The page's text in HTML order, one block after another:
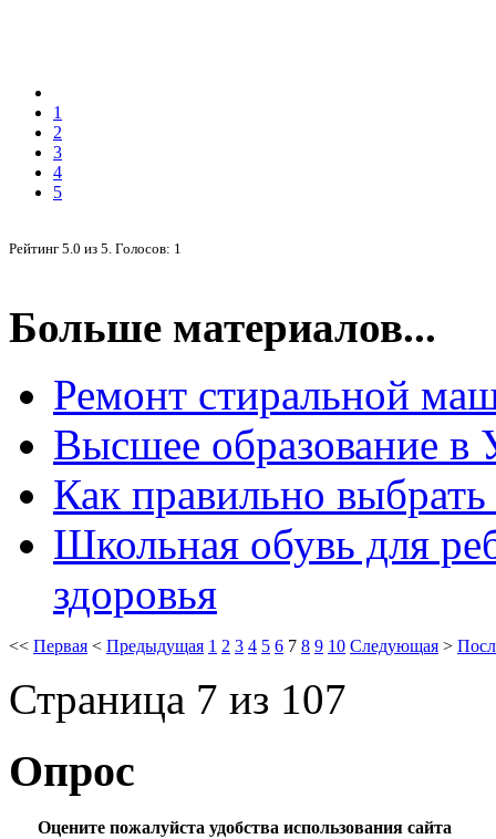
1
2
3
4
5
Рейтинг 5.0 из 5. Голосов: 1
Больше материалов...
Ремонт стиральной
Высшее образование в
Как правильно
Школьная обувь для
здоровья
<< Первая < Предыдущая 1 2 3 4 5 6 7 8 9 10 Следующая >
Страница 7 из 107
Опрос
Оцените пожалуйста удобства использования сайта